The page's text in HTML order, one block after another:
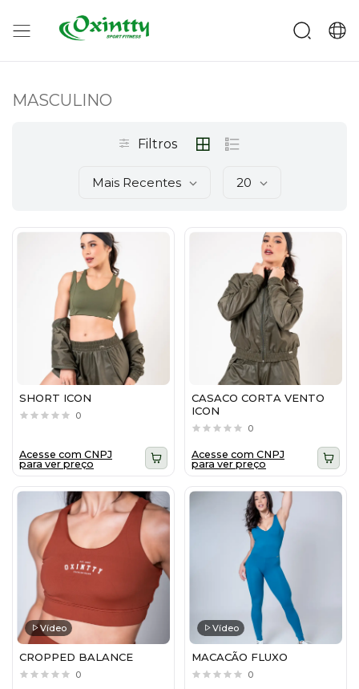
MASCULINO
Filtros
Mais Recentes 20
SHORT ICON
0
Acesse com CNPJ
para ver preço
CASACO CORTA VENTO
ICON
0
Acesse com CNPJ
para ver preço
Vídeo
CROPPED BALANCE
0
Vídeo
MACACÃO FLUXO
0